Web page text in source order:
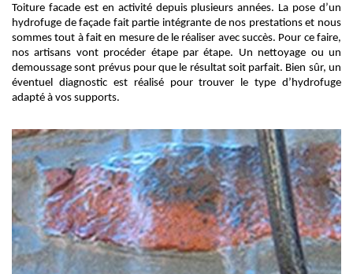
Toiture facade est en activité depuis plusieurs années. La pose d’un
hydrofuge de façade fait partie intégrante de nos prestations et nous
sommes tout à fait en mesure de le réaliser avec succès. Pour ce faire,
nos artisans vont procéder étape par étape. Un nettoyage ou un
demoussage sont prévus pour que le résultat soit parfait. Bien sûr, un
éventuel diagnostic est réalisé pour trouver le type d’hydrofuge
adapté à vos supports.